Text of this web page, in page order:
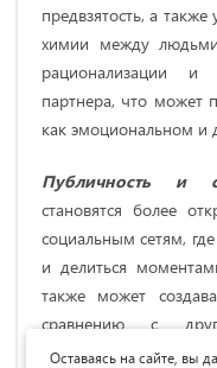
предвзятость, а
химии между
рационализации и
партнера, что может
как эмоциональном и
Публичность и
становятся более
социальным сетям,
и делиться
также может
сравнению с
возможностям для
Оставаясь на сайте, вы